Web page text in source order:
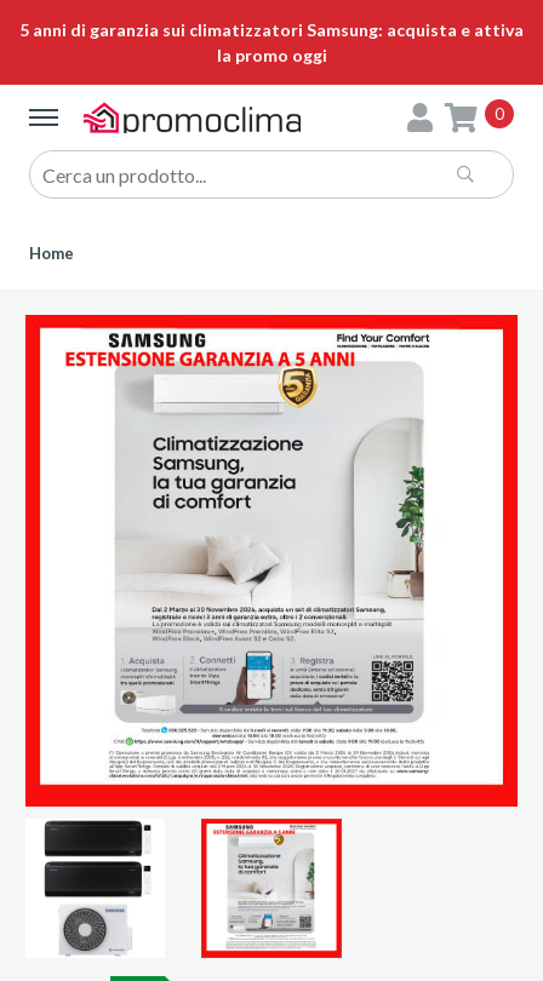
5 anni di garanzia sui climatizzatori Samsung: acquista e attiva
la promo oggi
0
Home